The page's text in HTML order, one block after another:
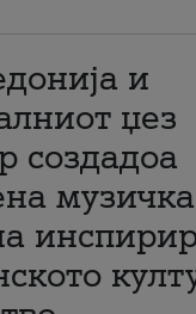
и
џез
создадоа
музичка